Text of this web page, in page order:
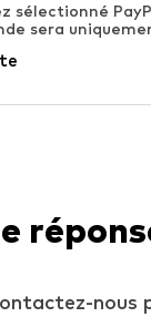
sélectionné
sera